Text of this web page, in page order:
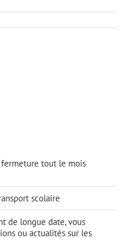
fermeture tout le mois
scolaire
de longue date, vous
ou actualités sur les